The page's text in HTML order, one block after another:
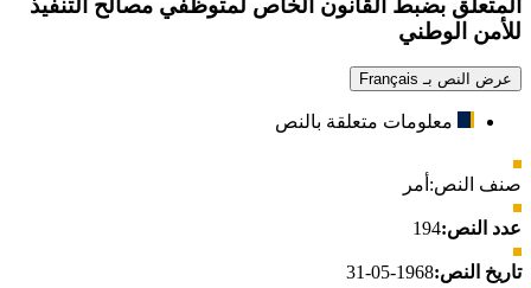
للأمن الوطني
عرض النص بـ Français
معلومات متعلقة بالنص
صنف النص: أمر
عدد النص:194
تاريخ النص:1968-05-31